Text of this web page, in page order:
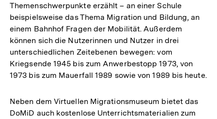
Themenschwerpunkte erzählt – an einer Schule
beispielsweise das Thema Migration und Bildung, an
einem Bahnhof Fragen der Mobilität. Außerdem
können sich die Nutzerinnen und Nutzer in drei
unterschiedlichen Zeitebenen bewegen: vom
Kriegsende 1945 bis zum Anwerbestopp 1973, von
1973 bis zum Mauerfall 1989 sowie von 1989 bis heute.
Neben dem Virtuellen Migrationsmuseum bietet das
DoMiD auch kostenlose Unterrichtsmaterialien zum